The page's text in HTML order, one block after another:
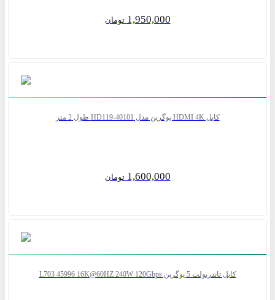
1,950,000 تومان
کابل HDMI 4K یوگرین مدل HD119-40101 طول 2 متر
1,600,000 تومان
کابل تاندربولت 5 یوگرین L703 45996 16K@60HZ 240W 120Gbps